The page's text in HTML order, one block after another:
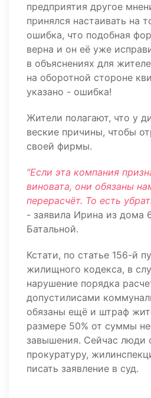
предприятия другое
принялся настаивать на
ошибка, что подобная
верна и он её уже
в объяснениях для
на оборотной стороне
указано - ошибка!
Жители полагают, что у
веские причины, чтобы
своей фирмы.
"Если эта компания
виновата, они обязаны
перерасчёт. То есть
- заявила Ирина из дома
Батальной.
Кстати, по статье 156-й
жилищного кодекса, в
нарушение порядка
допустилисами
обязаны ещё и штраф
размере 50% от суммы
завышения. Сейчас люди
прокуратуру,
писать заявление в суд.